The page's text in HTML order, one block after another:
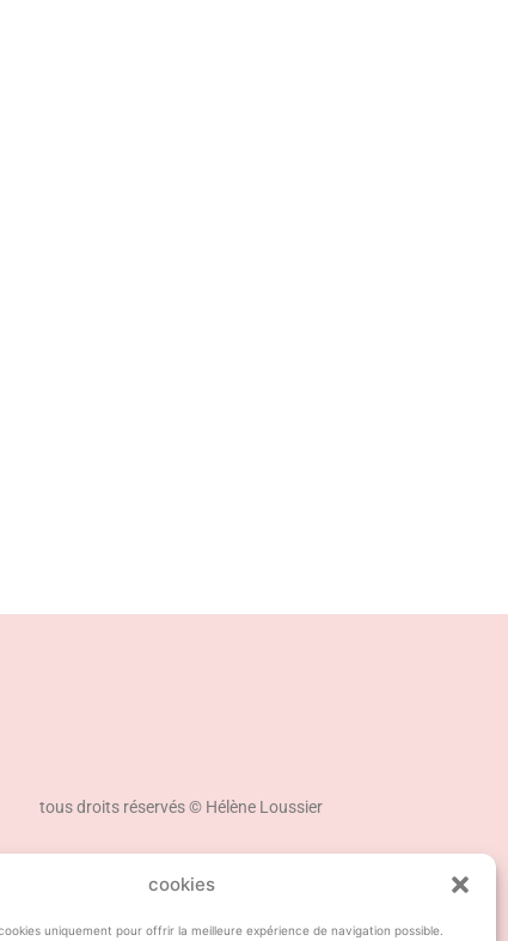
cookies
uniquement pour offrir la meilleure expérience de navigation possible.
tous droits réservés © Hélène Loussier